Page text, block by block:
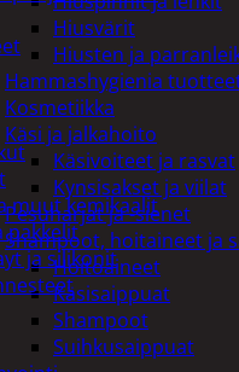
Hiusvärit
Hiusten ja
Hammashygienia
Kosmetiikka
Käsi ja jalkahoito
Käsivoiteet ja rasvat
Kynsisakset ja viilat
Pesuharjat ja -sienet
Shampoot, hoitaineet ja
Hoitoaineet
Käsisaippuat
Shampoot
Suihkusaippuat
muut kemikaalit
pakkelit
ja silikonit